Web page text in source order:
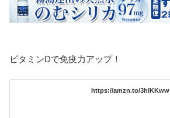
ビタミンDで免疫力アップ！
https://amzn.to/3hlKKww